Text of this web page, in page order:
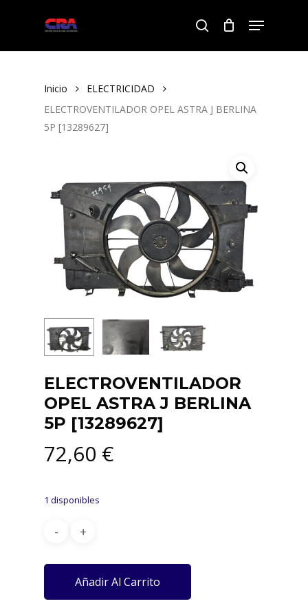
search
Menu
Inicio
ELECTRICIDAD
ELECTROVENTILADOR OPEL ASTRA J BERLINA
5P [13289627]
ELECTROVENTILADOR
OPEL ASTRA J BERLINA
5P [13289627]
72,60 €
1 disponibles
Añadir Al Carrito